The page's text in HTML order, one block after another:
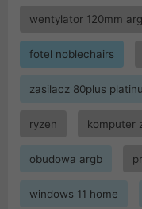
wentylator 120mm
fotel noblechairs
zasilacz 80plus
ryzen komputer
obudowa argb
windows 11 home